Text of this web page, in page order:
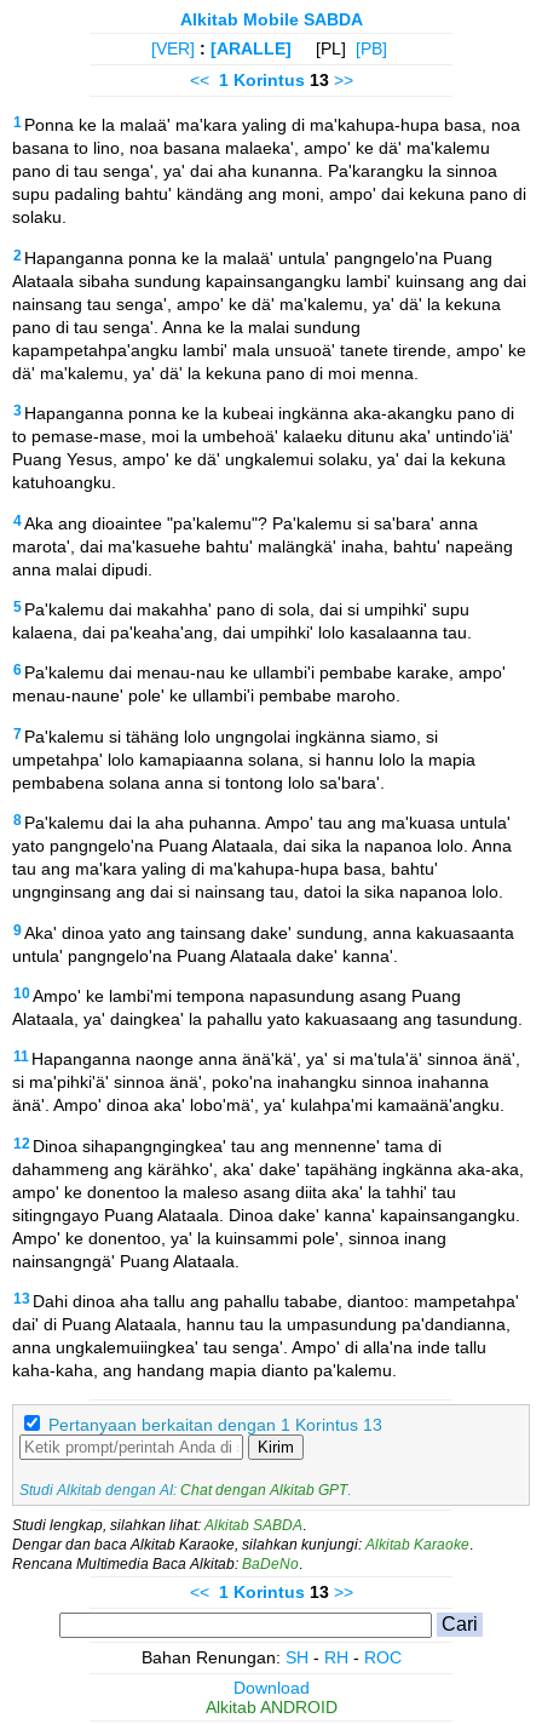
Alkitab Mobile SABDA
[VER] : [ARALLE] [PL] [PB]
<< 1 Korintus13 >>
1 Ponna ke la malaä' ma'kara yaling di ma'kahupa-hupa basa, noa
basana to lino, noa basana malaeka', ampo' ke dä' ma'kalemu
pano di tau senga', ya' dai aha kunanna. Pa'karangku la sinnoa
supu padaling bahtu' kändäng ang moni, ampo' dai kekuna pano di
solaku.
2 Hapanganna ponna ke la malaä' untula' pangngelo'na Puang
Alataala sibaha sundung kapainsangangku lambi' kuinsang ang dai
nainsang tau senga', ampo' ke dä' ma'kalemu, ya' dä' la kekuna
pano di tau senga'. Anna ke la malai sundung
kapampetahpa'angku lambi' mala unsuoä' tanete tirende, ampo' ke
dä' ma'kalemu, ya' dä' la kekuna pano di moi menna.
3 Hapanganna ponna ke la kubeai ingkänna aka-akangku pano di
to pemase-mase, moi la umbehoä' kalaeku ditunu aka' untindo'iä'
Puang Yesus, ampo' ke dä' ungkalemui solaku, ya' dai la kekuna
katuhoangku.
4Aka ang dioaintee "pa'kalemu"? Pa'kalemu si sa'bara' anna
marota', dai ma'kasuehe bahtu' malängkä' inaha, bahtu' napeäng
anna malai dipudi.
5 Pa'kalemu dai makahha' pano di sola, dai si umpihki' supu
kalaena, dai pa'keaha'ang, dai umpihki' lolo kasalaanna tau.
6 Pa'kalemu dai menau-nau ke ullambi'i pembabe karake, ampo'
menau-naune' pole' ke ullambi'i pembabe maroho.
7 Pa'kalemu si tähäng lolo ungngolai ingkänna siamo, si
umpetahpa' lolo kamapiaanna solana, si hannu lolo la mapia
pembabena solana anna si tontong lolo sa'bara'.
8 Pa'kalemu dai la aha puhanna. Ampo' tau ang ma'kuasa untula'
yato pangngelo'na Puang Alataala, dai sika la napanoa lolo. Anna
tau ang ma'kara yaling di ma'kahupa-hupa basa, bahtu'
ungnginsang ang dai si nainsang tau, datoi la sika napanoa lolo.
9Aka' dinoa yato ang tainsang dake' sundung, anna kakuasaanta
untula' pangngelo'na Puang Alataala dake' kanna'.
10Ampo' ke lambi'mi tempona napasundung asang Puang
Alataala, ya' daingkea' la pahallu yato kakuasaang ang tasundung.
11 Hapanganna naonge anna änä'kä', ya' si ma'tula'ä' sinnoa änä',
si ma'pihki'ä' sinnoa änä', poko'na inahangku sinnoa inahanna
änä'. Ampo' dinoa aka' lobo'mä', ya' kulahpa'mi kamaänä'angku.
12 Dinoa sihapangngingkea' tau ang mennenne' tama di
dahammeng ang kärähko', aka' dake' tapähäng ingkänna aka-aka,
ampo' ke donentoo la maleso asang diita aka' la tahhi' tau
sitingngayo Puang Alataala. Dinoa dake' kanna' kapainsangangku.
Ampo' ke donentoo, ya' la kuinsammi pole', sinnoa inang
nainsangngä' Puang Alataala.
13 Dahi dinoa aha tallu ang pahallu tababe, diantoo: mampetahpa'
dai' di Puang Alataala, hannu tau la umpasundung pa'dandianna,
anna ungkalemuiingkea' tau senga'. Ampo' di alla'na inde tallu
kaha-kaha, ang handang mapia dianto pa'kalemu.
Pertanyaan berkaitan dengan 1 Korintus 13
Kirim
Studi Alkitab dengan AI: Chat dengan Alkitab GPT .
Studi lengkap, silahkan lihat:Alkitab SABDA.
Dengar dan baca Alkitab Karaoke, silahkan kunjungi:Alkitab Karaoke.
Rencana Multimedia Baca Alkitab: BaDeNo.
<< 1 Korintus13 >>
Bahan Renungan: SH - RH - ROC
Download
Alkitab ANDROID